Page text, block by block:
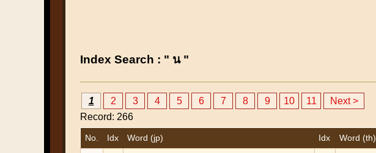
Index Search : " น "
1 2 3 4 5 6 7 8 9 10 11
Next >
Record: 266
No. Idx Word (jp) Idx Word (th)